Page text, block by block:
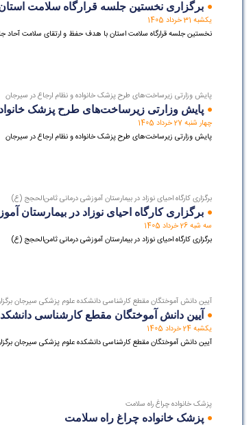
برگزاری نخستین جلسه قرارگاه سلامت
یکشبه 31 خرداد 1405
نخستین جلسه قرارگاه سلامت استان با هدف حفظ و ارتقای سلامت آحاد
پایش وزارتی زیرساخت‌های طرح پزشک خانواده و نظام ارجاع در سیرجان
پایش وزارتی زیرساخت‌های طرح پزشک
چهار شنبه 27 خرداد 1405
پایش وزارتی زیرساخت‌های طرح پزشک خانواده و نظام ارجاع در سیرجان
برگزاری کارگاه احیای نوزاد در بیمارستان آموزشی درمانی ثامن‌الحجج (ع)
برگزاری کارگاه احیای نوزاد در بیمارستان
سه شبه 26 خرداد 1405
برگزاری کارگاه احیای نوزاد در بیمارستان آموزشی درمانی ثامن‌الحجج (ع)
آیین دانش آموختگان مقطع کارشناسی دانشکده علوم پزشکی سیرجان
آیین دانش آموختگان مقطع کارشناسی
یکشبه 24 خرداد 1405
آیین دانش آموختگان مقطع کارشناسی دانشکده علوم پزشکی سیرجان
پزشک خانواده چراغ راه سلامت
پزشک خانواده چراغ راه سلامت